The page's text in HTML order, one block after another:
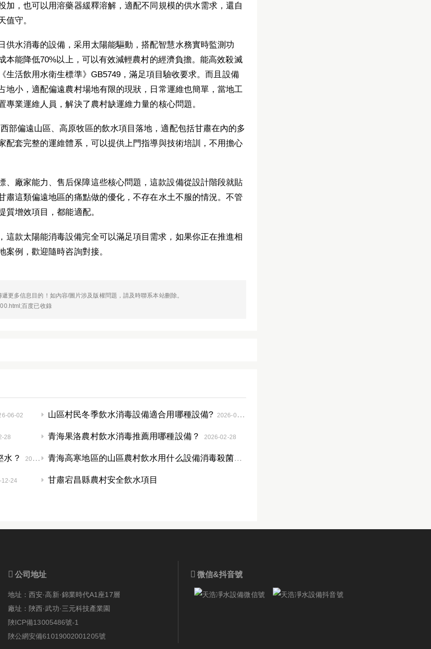
加，也可以用溶藥器緩釋溶解，適配不同規模的供水需求，還自
值守。
供水消毒的設備，采用太陽能驅動，搭配智慧水務實時監測功
本能降低70%以上，可以有效減輕農村的經濟負擔。能高效殺滅
生活飲用水衛生標準》GB5749，滿足項目驗收要求。而且設備
地小，適配偏遠農村場地有限的現狀，日常運維也簡單，當地工
業運維人員，解決了農村缺運維力量的核心問題。
部偏遠山區、高原牧區的飲水項目落地，適配包括甘肅在內的多
配套完整的運維體系，可以提供上門指導與技術培訓，不用擔心
、廠家能力、售后保障這些核心問題，這款設備從設計階段就貼
肅這類偏遠地區的痛點做的優化，不存在水土不服的情況。不管
增效項目，都能適配。
這款太陽能消毒設備完全可以滿足項目需求，如果你正在推進相
例，歡迎隨時咨詢對接。
更多信息目的！如內容/圖片涉及版權問題，請及時聯系本站刪除。
百度已收錄
06-02 山區村民冬季飲水消毒設備適合用哪種設備? 2026-05-25
28 青海果洛農村飲水消毒推薦用哪種設備？ 2026-02-28
水？ 2026-01-04 青海高寒地區的山區農村飲水用什么設備消毒殺菌？
24 甘肅宕昌縣農村安全飲水項目
 公司地址
地址：西安·高新·錦業時代A1座17層
廠址：陜西·武功·三元科技產業園
陜ICP備13005486號-1
陜公網安備61019002001205號
 微信&抖音號